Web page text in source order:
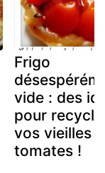
Frigo
vide : des
pour
vos vieilles
tomates !